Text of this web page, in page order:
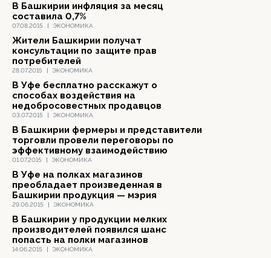
07.08.2015 | ЭКОНОМИКА
В Башкирии инфляция за месяц
составила 0,7%
28.07.2015 | ЭКОНОМИКА
Жители Башкирии получат
консультации по защите прав
потребителей
03.07.2015 | ЭКОНОМИКА
В Уфе бесплатно расскажут о
способах воздействия на
недобросовестных продавцов
01.07.2015 | ЭКОНОМИКА
В Башкирии фермеры и представители
торговли провели переговоры по
эффективному взаимодействию
29.06.2015 | ЭКОНОМИКА
В Уфе на полках магазинов
преобладает произведенная в
Башкирии продукция — мэрия
14.06.2015 | ЭКОНОМИКА
В Башкирии у продукции мелких
производителей появился шанс
попасть на полки магазинов